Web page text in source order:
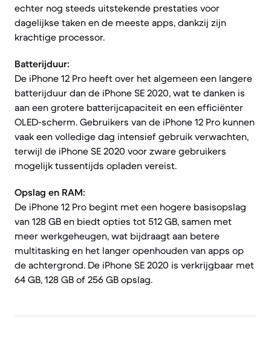
echter nog steeds uitstekende prestaties voor
dagelijkse taken en de meeste apps, dankzij zijn
krachtige processor.
Batterijduur:
De iPhone 12 Pro heeft over het algemeen een langere
batterijduur dan de iPhone SE 2020, wat te danken is
aan een grotere batterijcapaciteit en een efficiënter
OLED-scherm. Gebruikers van de iPhone 12 Pro kunnen
vaak een volledige dag intensief gebruik verwachten,
terwijl de iPhone SE 2020 voor zware gebruikers
mogelijk tussentijds opladen vereist.
Opslag en RAM:
De iPhone 12 Pro begint met een hogere basisopslag
van 128 GB en biedt opties tot 512 GB, samen met
meer werkgeheugen, wat bijdraagt aan betere
multitasking en het langer openhouden van apps op
de achtergrond. De iPhone SE 2020 is verkrijgbaar met
64 GB, 128 GB of 256 GB opslag.